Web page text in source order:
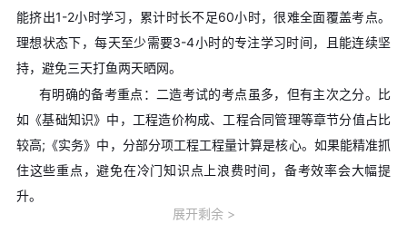
能挤出1-2小时学习，累计时长不足60小时，很难全面覆盖考点。
理想状态下，每天至少需要3-4小时的专注学习时间，且能连续坚
持，避免三天打鱼两天晒网。
有明确的备考重点：二造考试的考点虽多，但有主次之分。比
如《基础知识》中，工程造价构成、工程合同管理等章节分值占比
较高;《实务》中，分部分项工程工程量计算是核心。如果能精准抓
住这些重点，避免在冷门知识点上浪费时间，备考效率会大幅提
升。
三、一个月备考，必须掌握的科学方法
展开剩余